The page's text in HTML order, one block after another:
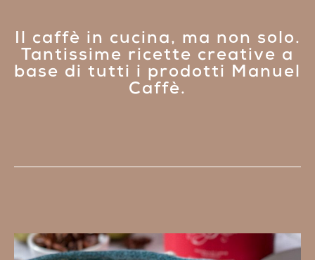
Il caffè in cucina, ma non solo.
Tantissime ricette creative a
base di tutti i prodotti Manuel
Caffè.